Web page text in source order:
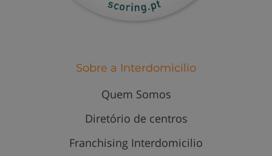
Sobre a Interdomicilio
Quem Somos
Diretório de centros
Franchising Interdomicilio